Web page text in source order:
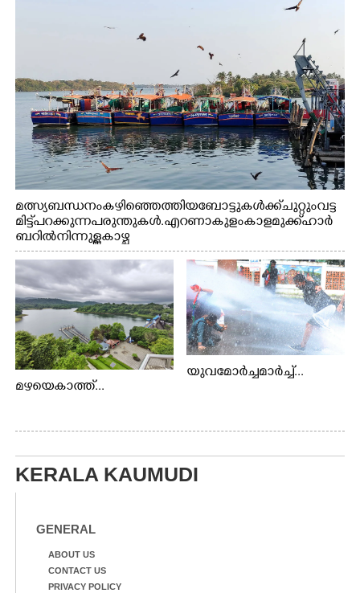
മത്സ്യബന്ധനം കഴിഞ്ഞെത്തിയ ബോട്ടുകൾക്ക് ചുറ്റും വട്ട
മിട്ട് പറക്കുന്ന പരുന്തുകൾ. എറണാകുളം കാളമുക്ക് ഹാർ
ബറിൽ നിന്നുള്ള കാഴ്ച
മഴയെകാത്ത്...
യുവമോർച്ചമാർച്ച്...
KERALA KAUMUDI
GENERAL
ABOUT US
CONTACT US
PRIVACY POLICY